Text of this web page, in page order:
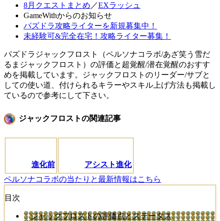
8月クエストまとめ ／EXラッシュ
GameWithからのお知らせ
パズドラ攻略ライターを新規募集中！
未経験可&完全在宅！攻略ライター募集！
パズドラジャックフロスト（ペルソナコラボ/あざ笑う雪だ
るまジャックフロスト）の評価と超覚醒/潜在覚醒のおすす
めを掲載しています。ジャックフロストのリーダー/サブと
しての使い道、付けられるキラーやスキル上げ方法も掲載し
ているので参考にして下さい。
ジャックフロストの関連記事
進化前
アシスト進化
ペルソナコラボの当たりと最新情報はこちら
目次
ジャックフロストの評価点とステータス